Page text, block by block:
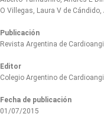
O Villegas, Laura V de
Publicación
Revista Argentina de
Editor
Colegio Argentino de
Fecha de publicación
01/07/2015